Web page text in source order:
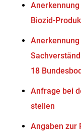
Biozid-
18
Anfrage bei
stellen
Angaben zur